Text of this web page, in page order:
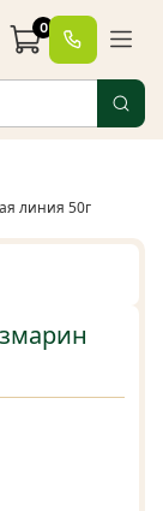
0
линия 50г